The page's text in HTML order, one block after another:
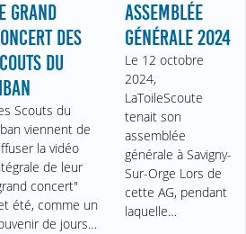
GRAND
DES
DU
Scouts du
viennent de
la vidéo
de leur
concert"
été, comme un
de jours…
ASSEMBLÉE
GÉNÉRALE 2024
Le 12 octobre
2024,
LaToileScoute
tenait son
assemblée
générale à Savigny-
Sur-Orge Lors de
cette AG, pendant
laquelle…